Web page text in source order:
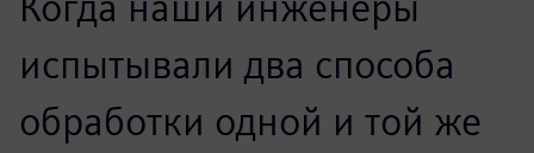
испытывали два способа
обработки одной и той же